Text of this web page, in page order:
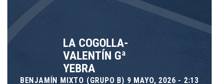
LA COGOLLA-
VALENTÍN Gª
YEBRA
BENJAMÍN MIXTO (GRUPO B) 9 MAYO, 2026 - 2:13